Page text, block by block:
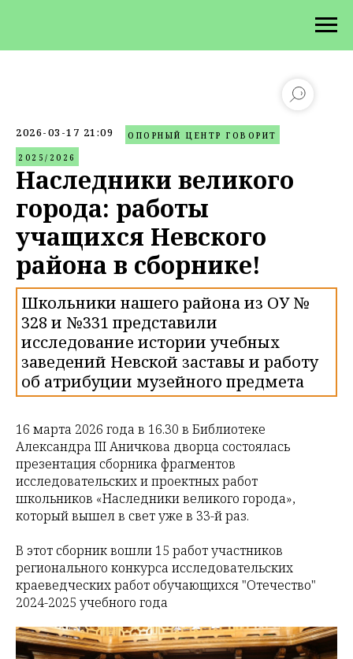
Наследники великого
города: работы
учащихся Невского
района в сборнике!
Школьники нашего района из ОУ №
328 и №331 представили
исследование истории учебных
заведений Невской заставы и работу
об атрибуции музейного предмета
16 марта 2026 года в 16.30 в Библиотеке
Александра III Аничкова дворца состоялась
презентация сборника фрагментов
исследовательских и проектных работ
школьников «Наследники великого города»,
который вышел в свет уже в 33-й раз.
В этот сборник вошли 15 работ участников
регионального конкурса исследовательских
краеведческих работ обучающихся "Отечество"
2024-2025 учебного года
2026-03-17 21:09
ОПОРНЫЙ ЦЕНТР ГОВОРИТ
2025/2026